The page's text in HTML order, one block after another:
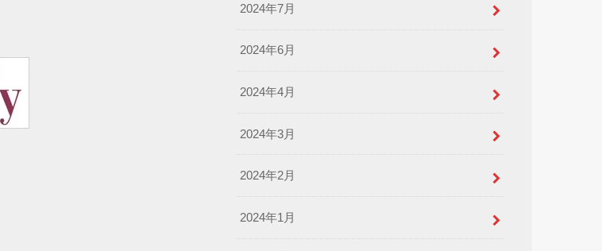
2024年7月
2024年6月
2024年4月
2024年3月
2024年2月
2024年1月